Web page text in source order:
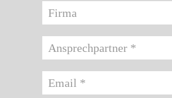
Firma
Ansprechpartner
Email *